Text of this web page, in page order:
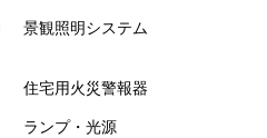
景観照明システム
住宅用火災警報器
ランプ・光源